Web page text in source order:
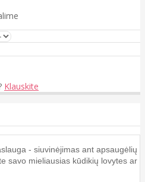
Klauskite
- siuvinėjimas ant apsaugėlių
savo mieliausias kūdikių lovytes ar